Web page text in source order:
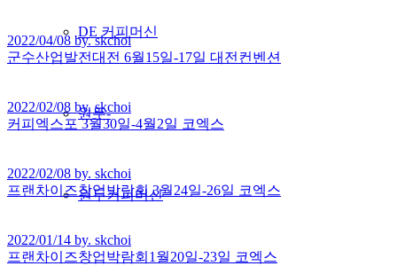
DE 커피머신
원두-
원두커피머신
2022/04/08 by. skchoi
군수산업발전대전 6월15일-17일 대전컨벤션
2022/02/08 by. skchoi
커피엑스포 3월30일-4월2일 코엑스
2022/02/08 by. skchoi
프랜차이즈창업박람회 3월24일-26일 코엑스
2022/01/14 by. skchoi
프랜차이즈창업박람회1월20일-23일 코엑스